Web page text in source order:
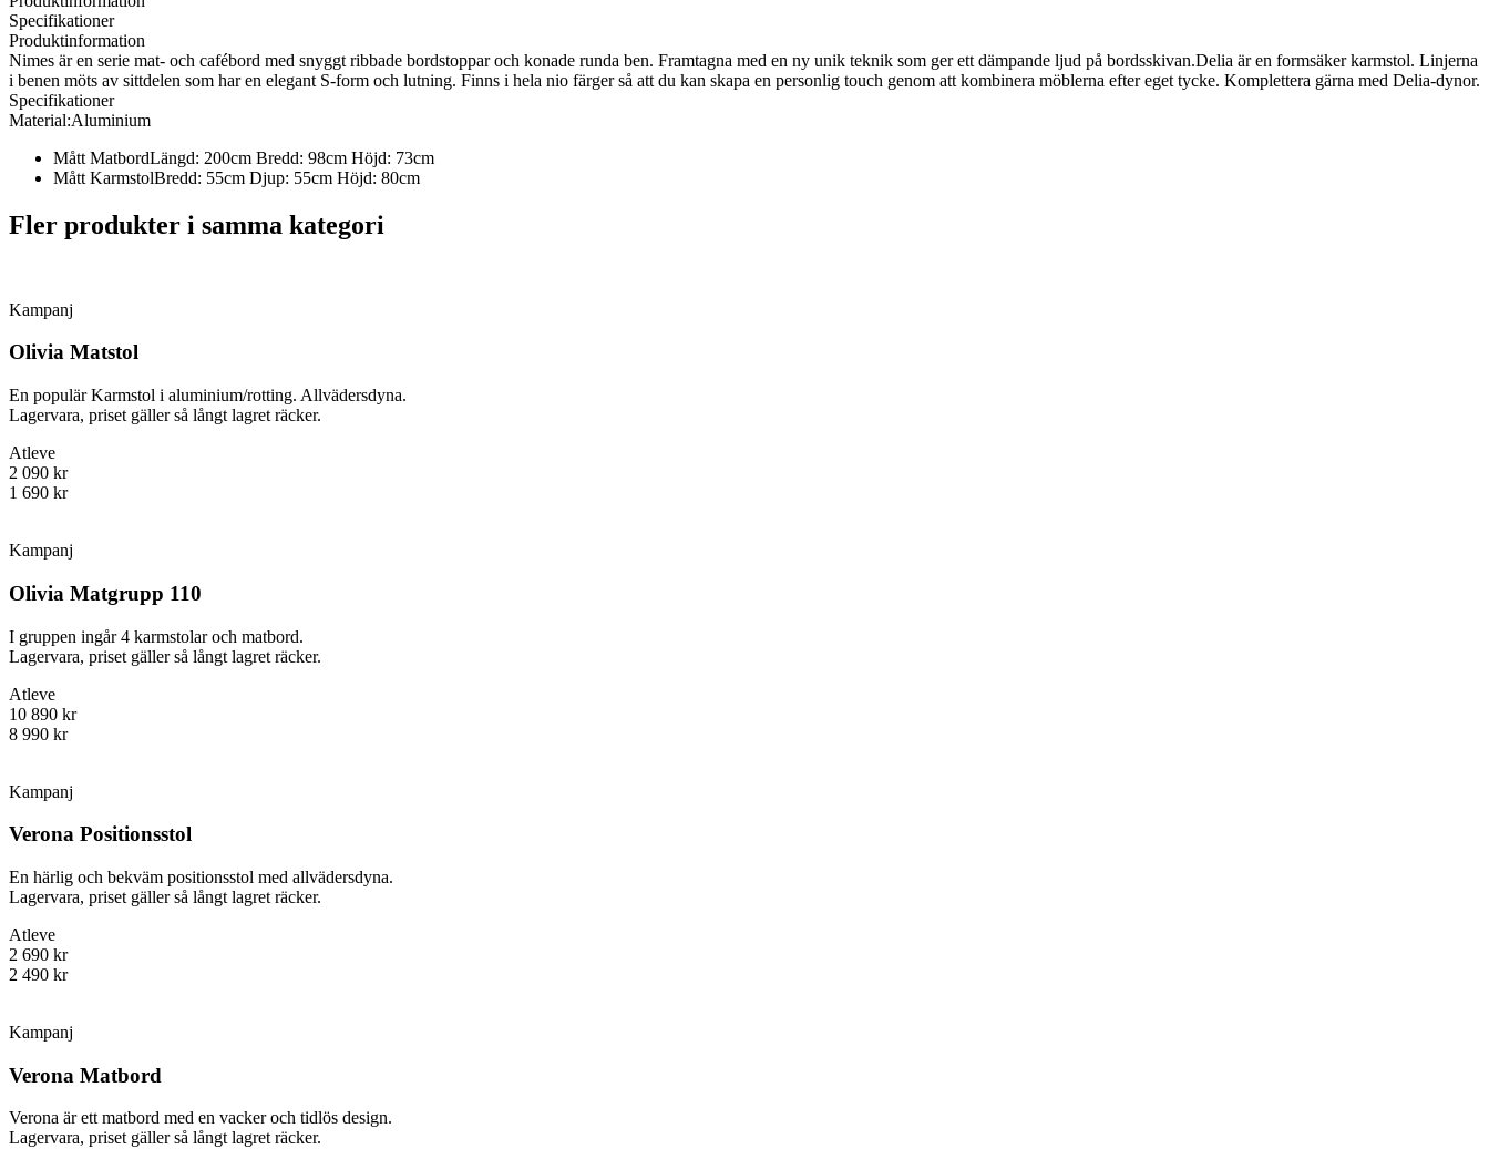
Specifikationer
Produktinformation
Nimes är en serie mat- och cafébord med snyggt ribbade bordstoppar och konade runda ben. Framtagna med en ny unik teknik som ger ett dämpande ljud på bordsskivan.Delia är en formsäker karmstol. Linjerna
i benen möts av sittdelen som har en elegant S-form och lutning. Finns i hela nio färger så att du kan skapa en personlig touch genom att kombinera möblerna efter eget tycke. Komplettera gärna med Delia-dynor.
Specifikationer
Material:Aluminium
Mått MatbordLängd: 200cm Bredd: 98cm Höjd: 73cm
Mått KarmstolBredd: 55cm Djup: 55cm Höjd: 80cm
Fler produkter i samma kategori
Kampanj
Olivia Matstol
En populär Karmstol i aluminium/rotting. Allvädersdyna.
Lagervara, priset gäller så långt lagret räcker.
Atleve
2 090 kr
1 690 kr
Kampanj
Olivia Matgrupp 110
I gruppen ingår 4 karmstolar och matbord.
Lagervara, priset gäller så långt lagret räcker.
Atleve
10 890 kr
8 990 kr
Kampanj
Verona Positionsstol
En härlig och bekväm positionsstol med allvädersdyna.
Lagervara, priset gäller så långt lagret räcker.
Atleve
2 690 kr
2 490 kr
Kampanj
Verona Matbord
Verona är ett matbord med en vacker och tidlös design.
Lagervara, priset gäller så långt lagret räcker.